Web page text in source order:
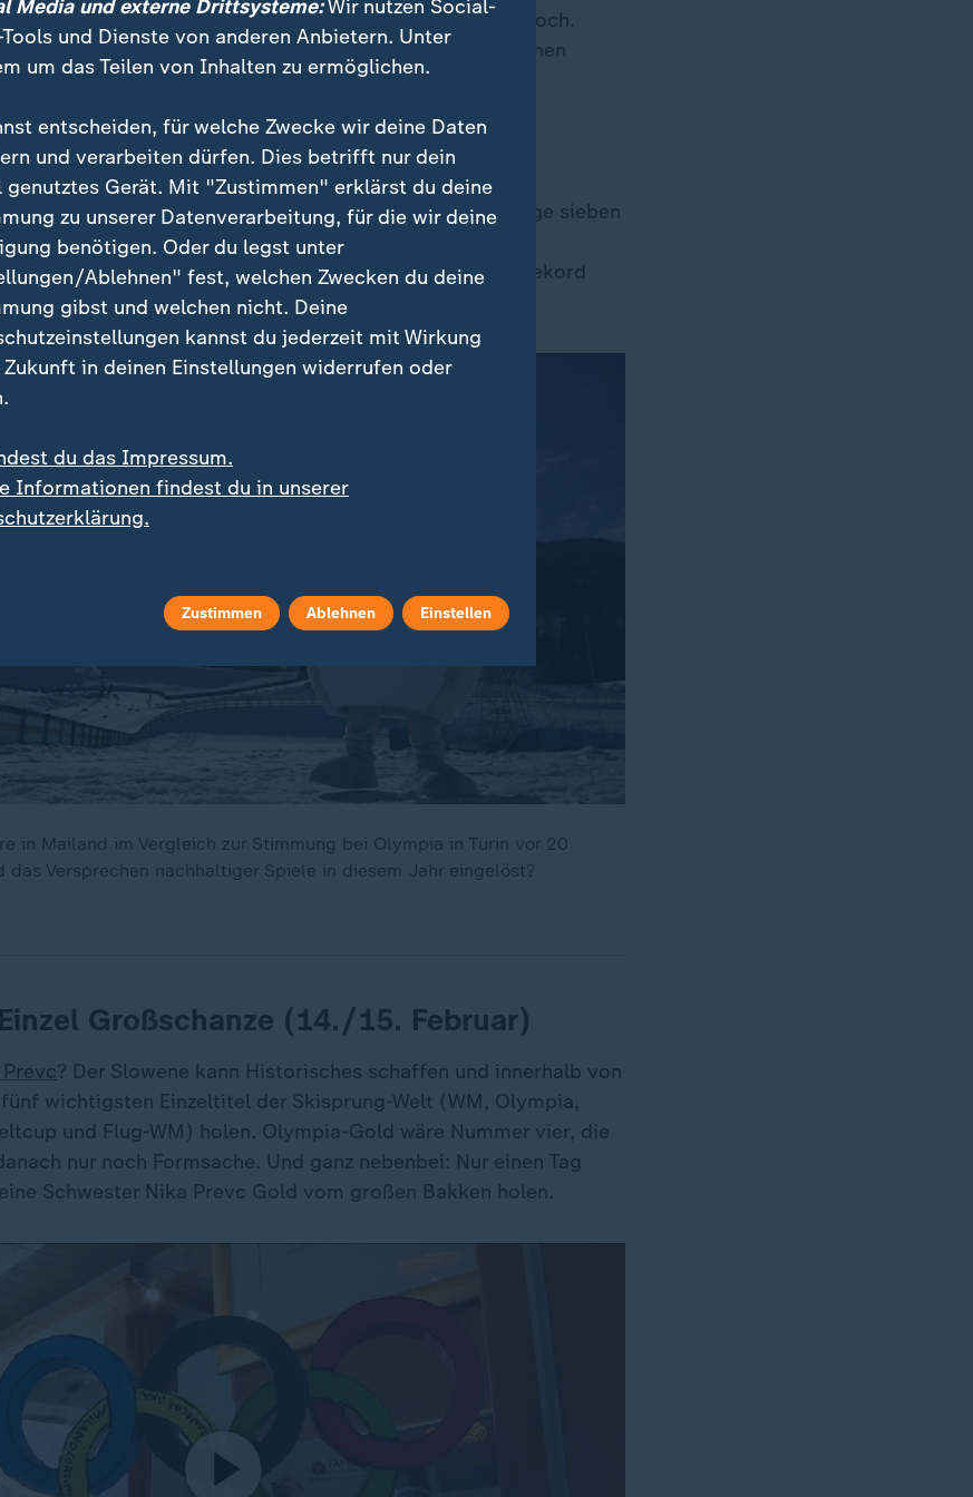
- der wichtigste Titel fehlt dem "Vierfach-Gott" aber noch.
überlegener Triumph des US-Wunderkinds mit sowjetischen
Ice Skating Arena wäre eine Sensation.
schreibt Eiskunstlauf-Geschichte
Kür Anfang Dezember stand der 21-Jährige wahnsinnige sieben
aber noch Luft nach oben. BisOlympia
auf der größtmöglichen Bühne auch den Gesamt-Weltrekord
Nathan Chen (335,30 Punkte) pulverisieren zu können.
in Mailand im Vergleich zur Stimmung bei Olympia in Turin vor 20
das Versprechen nachhaltiger Spiele in diesem Jahr eingelöst?
Großschanze (14./15. Februar)
? Der Slowene kann Historisches schaffen und innerhalb von
wichtigsten Einzeltitel der Skisprung-Welt (WM, Olympia,
und Flug-WM) holen. Olympia-Gold wäre Nummer vier, die
nur noch Formsache. Und ganz nebenbei: Nur einen Tag
Schwester Nika Prevc Gold vom großen Bakken holen.
Media und externe Drittsysteme:Wir nutzen Social-
und Dienste von anderen Anbietern. Unter
um das Teilen von Inhalten zu ermöglichen.
entscheiden, für welche Zwecke wir deine Daten
und verarbeiten dürfen. Dies betrifft nur dein
genutztes Gerät. Mit "Zustimmen" erklärst du deine
zu unserer Datenverarbeitung, für die wir deine
benötigen. Oder du legst unter
Ablehnen" fest, welchen Zwecken du deine
gibst und welchen nicht. Deine
kannst du jederzeit mit Wirkung
in deinen Einstellungen widerrufen oder
du das Impressum.
Informationen findest du in unserer
Zustimmen Ablehnen Einstellen